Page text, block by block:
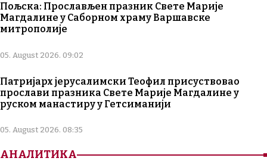
Пољска: Прослављен празник Свете Марије
Магдалине у Саборном храму Варшавске
митрополије
05. August 2026. 09:02
Патријарх јерусалимски Теофил присуствовао
прослави празника Свете Марије Магдалине у
руском манастиру у Гетсиманији
05. August 2026. 08:35
АНАЛИТИКА